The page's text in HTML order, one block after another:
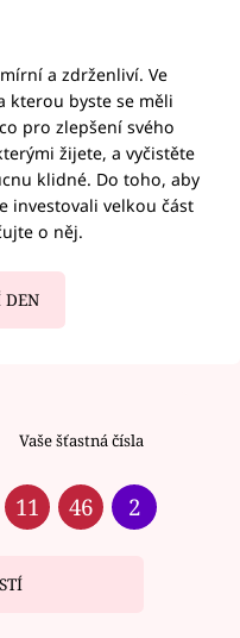
a zdrženliví. Ve
kterou byste se měli
pro zlepšení svého
žijete, a vyčistěte
klidné. Do toho, aby
investovali velkou část
o něj.
DEN
Vaše šťastná čísla
11 46 2